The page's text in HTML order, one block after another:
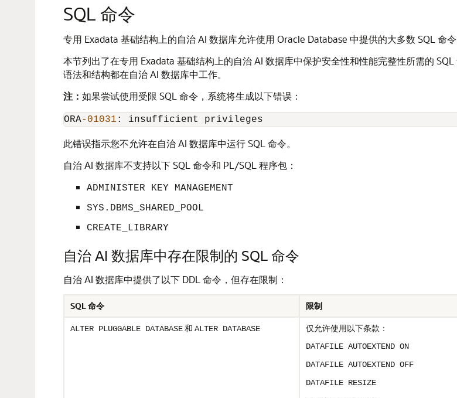
SQL 命令
专用 Exadata 基础结构上的自治 AI 数据库允许使用 Oracle Database 中提供的大多数 SQL 命
本节列出了在专用 Exadata 基础结构上的自治 AI 数据库中保护安全性和性能完整性所需的
语法和结构都在自治 AI 数据库中工作。
注： 如果尝试使用受限 SQL 命令，系统将生成以下错误：
ORA-01031 : insufficient privileges
此错误指示您不允许在自治 AI 数据库中运行 SQL 命令。
自治 AI 数据库不支持以下 SQL 命令和 PL/SQL 程序包：
ADMINISTER KEY MANAGEMENT
SYS.DBMS_SHARED_POOL
CREATE_LIBRARY
自治 AI 数据库中存在限制的 SQL 命令
自治 AI 数据库中提供了以下 DDL 命令，但存在限制：
SQL 命令 限制
ALTER PLUGGABLE DATABASE和 ALTER DATABASE 仅允许使用以下条款：
DATAFILE AUTOEXTEND ON
DATAFILE AUTOEXTEND OFF
DATAFILE RESIZE